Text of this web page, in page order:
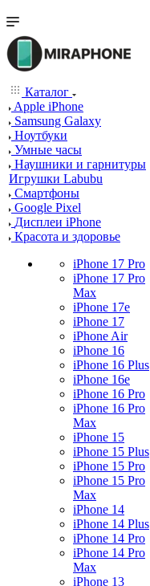
Каталог
Apple iPhone
Samsung Galaxy
Ноутбуки
Умные часы
Наушники и гарнитуры
Игрушки Labubu
Смартфоны
Google Pixel
Дисплеи iPhone
Красота и здоровье
iPhone 17 Pro
iPhone 17 Pro
Max
iPhone 17e
iPhone 17
iPhone Air
iPhone 16
iPhone 16 Plus
iPhone 16e
iPhone 16 Pro
iPhone 16 Pro
Max
iPhone 15
iPhone 15 Plus
iPhone 15 Pro
iPhone 15 Pro
Max
iPhone 14
iPhone 14 Plus
iPhone 14 Pro
iPhone 14 Pro
Max
iPhone 13